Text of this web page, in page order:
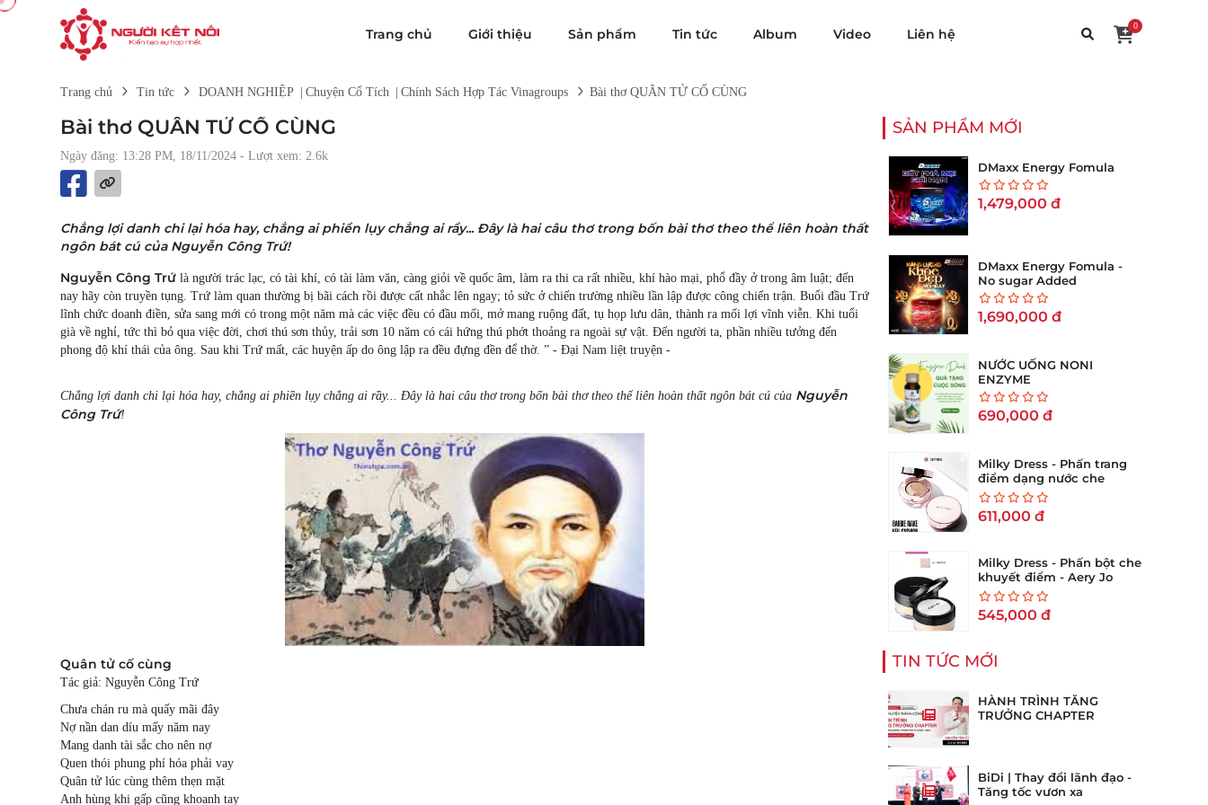
Trang chủ Giới thiệu Sản phẩm Tin tức Album Video Liên hệ
0
Trang chủ Tin tức DOANH NGHIỆP Chuyện Cổ Tích Chính Sách Hợp Tác Vinagroups Bài thơ QUÂN TỬ CỐ CÙNG
Bài thơ QUÂN TỬ CỐ CÙNG
Ngày đăng: 13:28 PM, 18/11/2024 - Lượt xem: 2.6k
Chẳng lợi danh chi lại hóa hay, chẳng ai phiền lụy chẳng ai rầy... Đây là hai câu thơ trong bốn bài thơ theo thể liên hoàn thất
ngôn bát cú của Nguyễn Công Trứ!
Nguyễn Công Trứ là người trác lạc, có tài khí, có tài làm văn, càng giỏi về quốc âm, làm ra thi ca rất nhiều, khí hào mại, phổ đầy ở trong âm luật; đến
nay hãy còn truyền tụng. Trứ làm quan thường bị bãi cách rồi được cất nhắc lên ngay; tỏ sức ở chiến trường nhiều lần lập được công chiến trận. Buổi đầu Trứ
lĩnh chức doanh điền, sửa sang mới có trong một năm mà các việc đều có đầu mối, mở mang ruộng đất, tụ họp lưu dân, thành ra mối lợi vĩnh viễn. Khi tuổi
già về nghỉ, tức thì bỏ qua việc đời, chơi thú sơn thủy, trải sơn 10 năm có cái hứng thú phớt thoảng ra ngoài sự vật. Đến người ta, phần nhiều tưởng đến
phong độ khí thái của ông. Sau khi Trứ mất, các huyện ấp do ông lập ra đều đựng đền để thờ. ” - Đại Nam liệt truyện -
Chẳng lợi danh chi lại hóa hay, chẳng ai phiền lụy chẳng ai rầy... Đây là hai câu thơ trong bốn bài thơ theo thể liên hoàn thất ngôn bát cú của Nguyễn
Công Trứ!
Quân tử cố cùng
Tác giả: Nguyễn Công Trứ
Chưa chán ru mà quấy mãi đây
Nợ nần dan díu mấy năm nay
Mang danh tài sắc cho nên nợ
Quen thói phung phí hóa phải vay
Quân tử lúc cùng thêm thẹn mặt
Anh hùng khi gấp cũng khoanh tay
SẢN PHẨM MỚI
DMaxx Energy Fomula
1,479,000 đ
DMaxx Energy Fomula -
No sugar Added
1,690,000 đ
NƯỚC UỐNG NONI
ENZYME
690,000 đ
Milky Dress - Phấn trang
điểm dạng nước che
khuyết điểm TRILLBEIGE
COFFEE CUSHION - No 21
(Hộp 15g)
611,000 đ
Milky Dress - Phấn bột che
khuyết điểm - Aery Jo
Loose Translucent Face
Powder #No01 tông sáng
545,000 đ
TIN TỨC MỚI
HÀNH TRÌNH TĂNG
TRƯỞNG CHAPTER
BiDi | Thay đổi lãnh đạo -
Tăng tốc vươn xa